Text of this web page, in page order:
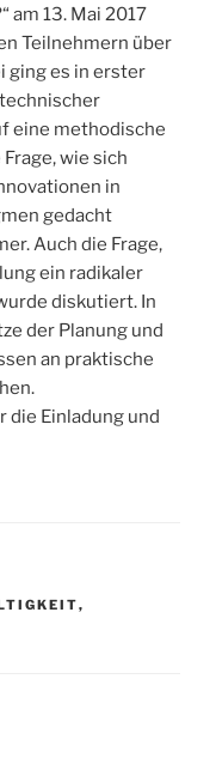
am 13. Mai 2017
Teilnehmern über
ging es in erster
eine methodische
wie sich
in
gedacht
Auch die Frage,
ein radikaler
diskutiert. In
der Planung und
an praktische
die Einladung und
,